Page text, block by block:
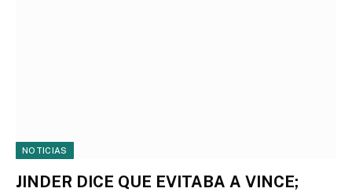
NOTICIAS
JINDER DICE QUE EVITABA A VINCE;